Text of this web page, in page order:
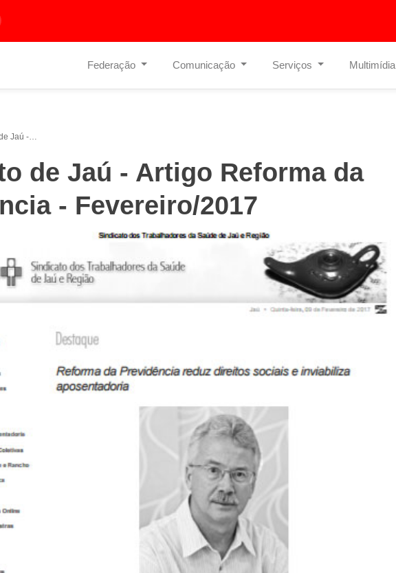
Federação Comunicação Serviços Multimídia
Sindicato de Jaú - Artigo Reforma da Previdência - Fevereiro/2017
de Jaú - Artigo Reforma da
- Fevereiro/2017